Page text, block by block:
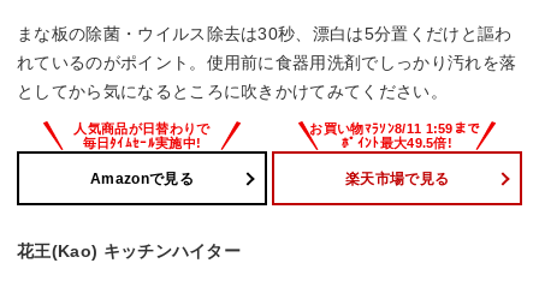
まな板の除菌・ウイルス除去は30秒、漂白は5分置くだけと謳わ
れているのがポイント。使用前に食器用洗剤でしっかり汚れを落
としてから気になるところに吹きかけてみてください。
Amazonで見る 楽天市場で見る
花王(Kao) キッチンハイター